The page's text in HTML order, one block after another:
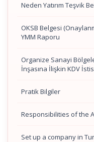
Neden Yatırım Teşvik
OKSB Belgesi
YMM Raporu
Organize Sanayi
İnşasına İlişkin KDV
Pratik Bilgiler
Responsibilities of the
Set up a company in